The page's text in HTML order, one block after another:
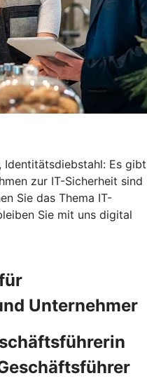
Identitätsdiebstahl: Es gibt
zur IT-Sicherheit sind
Sie das Thema IT-
Sie mit uns digital
Unternehmer